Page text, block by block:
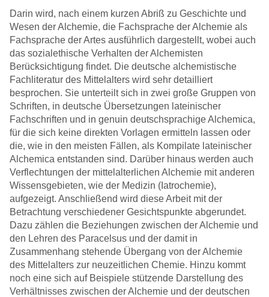
Darin wird, nach einem kurzen Abriß zu Geschichte und
Wesen der Alchemie, die Fachsprache der Alchemie als
Fachsprache der Artes ausführlich dargestellt, wobei auch
das sozialethische Verhalten der Alchemisten
Berücksichtigung findet. Die deutsche alchemistische
Fachliteratur des Mittelalters wird sehr detailliert
besprochen. Sie unterteilt sich in zwei große Gruppen von
Schriften, in deutsche Übersetzungen lateinischer
Fachschriften und in genuin deutschsprachige Alchemica,
für die sich keine direkten Vorlagen ermitteln lassen oder
die, wie in den meisten Fällen, als Kompilate lateinischer
Alchemica entstanden sind. Darüber hinaus werden auch
Verflechtungen der mittelalterlichen Alchemie mit anderen
Wissensgebieten, wie der Medizin (Iatrochemie),
aufgezeigt. Anschließend wird diese Arbeit mit der
Betrachtung verschiedener Gesichtspunkte abgerundet.
Dazu zählen die Beziehungen zwischen der Alchemie und
den Lehren des Paracelsus und der damit in
Zusammenhang stehende Übergang von der Alchemie
des Mittelalters zur neuzeitlichen Chemie. Hinzu kommt
noch eine sich auf Beispiele stützende Darstellung des
Verhältnisses zwischen der Alchemie und der deutschen